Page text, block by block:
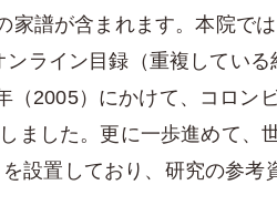
譜が含まれます。本院で
ライン目録（重複してい
2005）にかけて、コロン
した。更に一歩進めて、
設置しており、研究の参考